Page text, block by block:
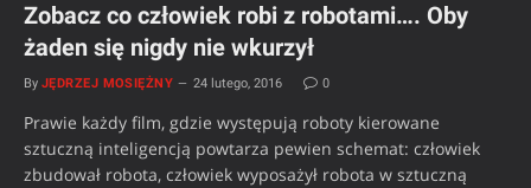
Zobacz co człowiek robi z robotami…. Oby
żaden się nigdy nie wkurzył
By JĘDRZEJ MOSIĘŻNY 24 lutego, 2016 0
Prawie każdy film, gdzie występują roboty kierowane
sztuczną inteligencją powtarza pewien schemat: człowiek
zbudował robota, człowiek wyposażył robota w sztuczną